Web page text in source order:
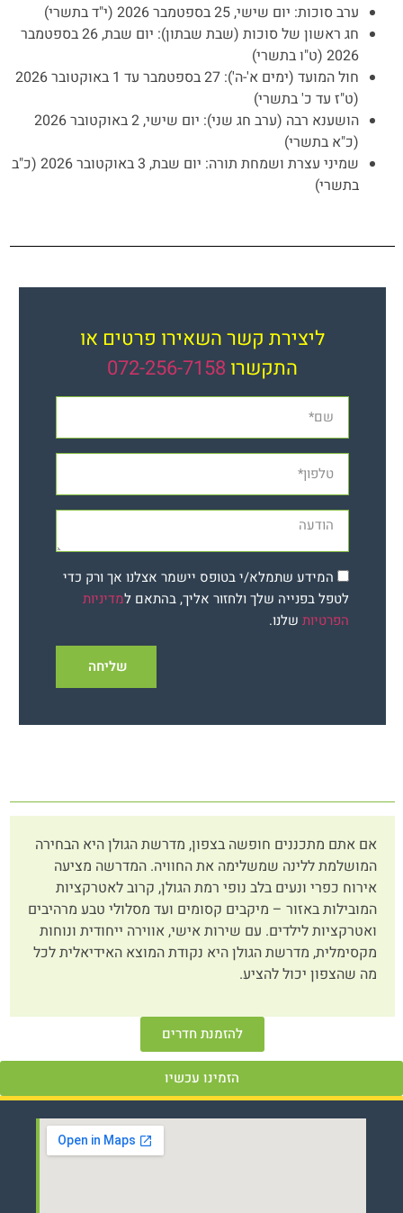
ערב סוכות: יום שישי, 25 בספטמבר 2026 (י"ד בתשרי)
חג ראשון של סוכות (שבת שבתון): יום שבת, 26 בספטמבר
2026 (ט"ו בתשרי)
חול המועד (ימים א'-ה'): 27 בספטמבר עד 1 באוקטובר 2026
(ט"ז עד כ' בתשרי)
הושענא רבה (ערב חג שני): יום שישי, 2 באוקטובר 2026
(כ"א בתשרי)
שמיני עצרת ושמחת תורה: יום שבת, 3 באוקטובר 2026 (כ"ב
בתשרי)
ליצירת קשר השאירו פרטים או
התקשרו 072-256-7158
המידע שתמלא/י בטופס יישמר אצלנו אך ורק כדי
לטפל בפנייה שלך ולחזור אליך, בהתאם למדיניות
הפרטיות שלנו.
שליחה
אם אתם מתכננים חופשה בצפון, מדרשת הגולן היא הבחירה
המושלמת ללינה שמשלימה את החוויה. המדרשה מציעה
אירוח כפרי ונעים בלב נופי רמת הגולן, קרוב לאטרקציות
המובילות באזור – מיקבים קסומים ועד מסלולי טבע מרהיבים
ואטרקציות לילדים. עם שירות אישי, אווירה ייחודית ונוחות
מקסימלית, מדרשת הגולן היא נקודת המוצא האידיאלית לכל
מה שהצפון יכול להציע.
להזמנת חדרים
הזמינו עכשיו